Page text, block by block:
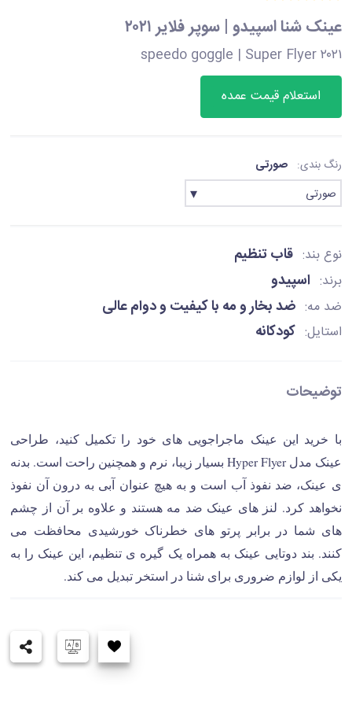
عینک شنا اسپیدو | سوپر فلایر ۲۰۲۱
speedo goggle | Super Flyer ۲۰۲۱
استعلام قیمت عمده
رنگ بندی: صورتی
صورتی
نوع بند: قاب تنظیم
برند: اسپیدو
ضد مه: ضد بخار و مه با کیفیت و دوام عالی
استایل: کودکانه
توضیحات
با خرید این عینک ماجراجویی های خود را تکمیل کنید، طراحی
عینک مدل Hyper Flyer بسیار زیبا، نرم و همچنین راحت است. بدنه
ی عینک، ضد نفوذ آب است و به هیچ عنوان آبی به درون آن نفوذ
نخواهد کرد. لنز های عینک ضد مه هستند و علاوه بر آن از چشم
های شما در برابر پرتو های خطرناک خورشیدی محافظت می
کنند. بند دوتایی عینک به همراه یک گیره ی تنظیم، این عینک را به
یکی از لوازم ضروری برای شنا در استخر تبدیل می کند.